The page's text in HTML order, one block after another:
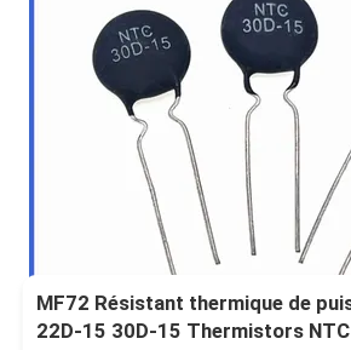
MF72 Résistant thermique de
22D-15 30D-15 Thermistors NTC